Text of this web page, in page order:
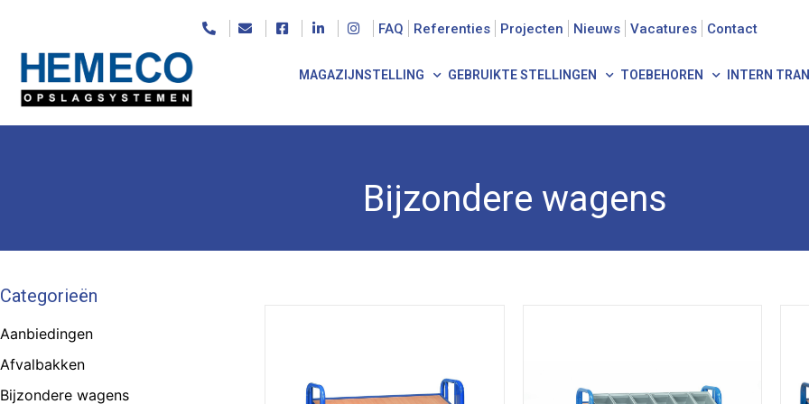
FAQ Referenties Projecten Nieuws Vacatures Contact
MAGAZIJNSTELLING GEBRUIKTE STELLINGEN TOEBEHOREN INTERN
Bijzondere wagens
Categorieën
Aanbiedingen
Afvalbakken
Bijzondere wagens